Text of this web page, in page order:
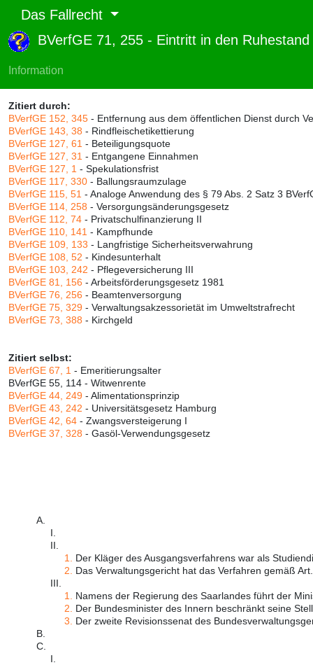
Das Fallrecht
BVerfGE 71, 255 - Eintritt in den
Information
Abruf und Rang:
RTF-Version
Zitiert durch:
BVerfGE 152, 345 - Entfernung aus dem öffentlichen Dienst durch
BVerfGE 143, 38 - Rindfleischetikettierung
BVerfGE 127, 61 - Beteiligungsquote
BVerfGE 127, 31 - Entgangene Einnahmen
BVerfGE 127, 1 - Spekulationsfrist
BVerfGE 117, 330 - Ballungsraumzulage
BVerfGE 115, 51 - Analoge Anwendung des § 79 Abs. 2 Satz 3
BVerfGE 114, 258 - Versorgungsänderungsgesetz
BVerfGE 112, 74 - Privatschulfinanzierung II
BVerfGE 110, 141 - Kampfhunde
BVerfGE 109, 133 - Langfristige Sicherheitsverwahrung
BVerfGE 108, 52 - Kindesunterhalt
BVerfGE 103, 242 - Pflegeversicherung III
BVerfGE 81, 156 - Arbeitsförderungsgesetz 1981
BVerfGE 76, 256 - Beamtenversorgung
BVerfGE 75, 329 - Verwaltungsakzessorietät im Umweltstrafrecht
BVerfGE 73, 388 - Kirchgeld
Zitiert selbst:
BVerfGE 67, 1 - Emeritierungsalter
BVerfGE 55, 114 - Witwenrente
BVerfGE 44, 249 - Alimentationsprinzip
BVerfGE 43, 242 - Universitätsgesetz Hamburg
BVerfGE 42, 64 - Zwangsversteigerung I
BVerfGE 37, 328 - Gasöl-Verwendungsgesetz
A.
I.
II.
1.
Der Kläger des Ausgangsverfahrens war als
2.
Das Verwaltungsgericht hat das Verfahren gemäß
III.
1.
Namens der Regierung des Saarlandes führt der
2.
Der Bundesminister des Innern beschränkt seine
3.
Der zweite Revisionssenat des
B.
C.
I.